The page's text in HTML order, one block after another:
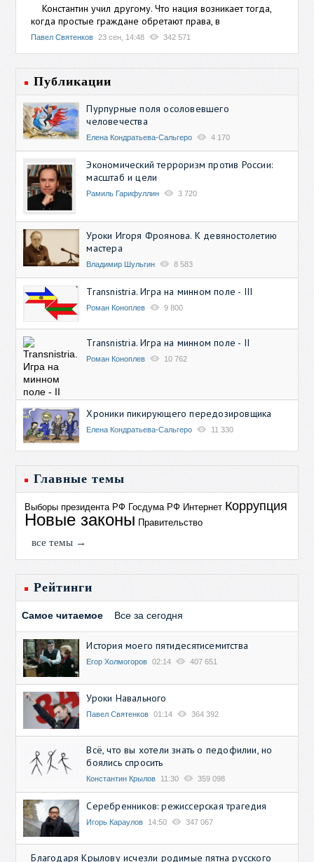
Константин учил другому. Что нация возникает тогда,
когда простые граждане обретают права, в
Павел Святенков 23 сен, 14:48 342 571
Публикации
Пурпурные поля осоловевшего
человечества
Елена Кондратьева-Сальгеро 4 170
Экономический терроризм против России:
масштаб и цели
Рамиль Гарифуллин 3 720
Уроки Игоря Фроянова. К девяностолетию
мастера
Владимир Шульгин 8 583
Transnistria. Игра на минном поле - III
Роман Коноплев 9 800
Transnistria. Игра на минном поле - II
Роман Коноплев 10 762
Хроники пикирующего передозировщика
Елена Кондратьева-Сальгеро 11 330
Главные темы
Выборы президента РФ Госдума РФ Интернет Коррупция
Новые законы Правительство
все темы →
Рейтинги
Самое читаемое Все за сегодня
История моего пятидесятисемитства
Егор Холмогоров 02:14 407 651
Уроки Навального
Павел Святенков 01:14 364 392
Всё, что вы хотели знать о педофилии, но
боялись спросить
Константин Крылов 11:30 359 098
Серебренников: режиссерская трагедия
Игорь Караулов 14:50 347 067
Благодаря Крылову исчезли родимые пятна русского